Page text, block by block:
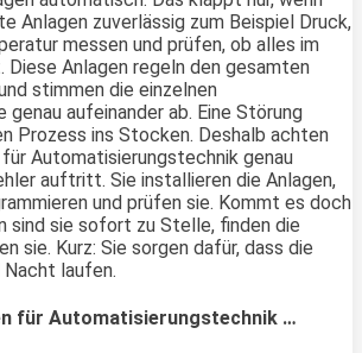
Anlagen zuverlässig zum Beispiel Druck,
messen und prüfen, ob alles im
Diese Anlagen regeln den gesamten
stimmen die einzelnen
aufeinander ab. Eine Störung
Prozess ins Stocken. Deshalb achten
Automatisierungstechnik genau
auftritt. Sie installieren die Anlagen,
und prüfen sie. Kommt es doch
sind sie sofort zu Stelle, finden die
sie. Kurz: Sie sorgen dafür, dass die
Nacht laufen.
für Automatisierungstechnik …